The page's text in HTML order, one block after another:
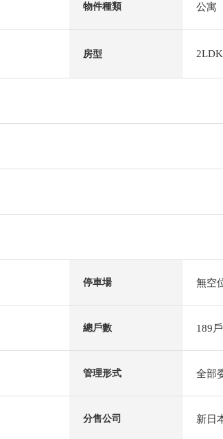
物件種類 公寓
房型 2LDK
停車場 無空
總戶數 189戶
管理形式 全部
分售公司 新日